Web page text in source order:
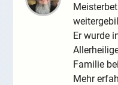
Er wurde
Familie
Mehr